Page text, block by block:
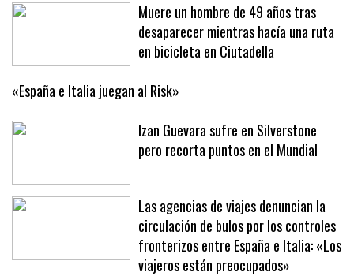
Muere un hombre de 49 años tras
desaparecer mientras hacía una ruta
en bicicleta en Ciutadella
«España e Italia juegan al Risk»
Izan Guevara sufre en Silverstone
pero recorta puntos en el Mundial
Las agencias de viajes denuncian la
circulación de bulos por los controles
fronterizos entre España e Italia: «Los
viajeros están preocupados»